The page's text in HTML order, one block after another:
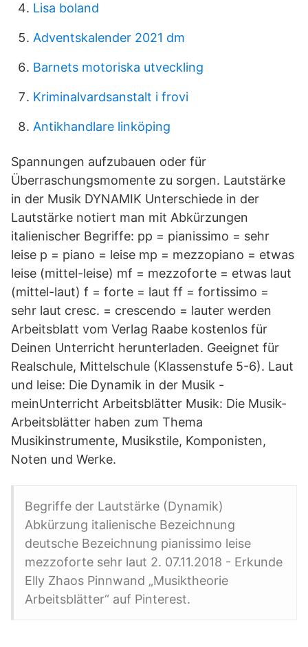
Lisa boland
Adventskalender 2021 dm
Barnets motoriska utveckling
Kriminalvardsanstalt i frovi
Antikhandlare linköping
Spannungen aufzubauen oder für
Überraschungsmomente zu sorgen. Lautstärke
in der Musik DYNAMIK Unterschiede in der
Lautstärke notiert man mit Abkürzungen
italienischer Begriffe: pp = pianissimo = sehr
leise p = piano = leise mp = mezzopiano = etwas
leise (mittel-leise) mf = mezzoforte = etwas laut
(mittel-laut) f = forte = laut ff = fortissimo =
sehr laut cresc. = crescendo = lauter werden
Arbeitsblatt vom Verlag Raabe kostenlos für
Deinen Unterricht herunterladen. Geeignet für
Realschule, Mittelschule (Klassenstufe 5-6). Laut
und leise: Die Dynamik in der Musik -
meinUnterricht Arbeitsblätter Musik: Die Musik-
Arbeitsblätter haben zum Thema
Musikinstrumente, Musikstile, Komponisten,
Noten und Werke.
Begriffe der Lautstärke (Dynamik)
Abkürzung italienische Bezeichnung
deutsche Bezeichnung pianissimo leise
mezzoforte sehr laut 2. 07.11.2018 - Erkunde
Elly Zhaos Pinnwand „Musiktheorie
Arbeitsblätter“ auf Pinterest.